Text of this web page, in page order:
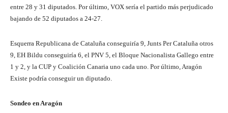
entre 28 y 31 diputados. Por último, VOX sería el partido más perjudicado
bajando de 52 diputados a 24-27.
Esquerra Republicana de Cataluña conseguiría 9, Junts Per Cataluña otros
9, EH Bildu conseguiría 6, el PNV 5, el Bloque Nacionalista Gallego entre
1 y 2, y la CUP y Coalición Canaria uno cada uno. Por último, Aragón
Existe podría conseguir un diputado.
Sondeo en Aragón